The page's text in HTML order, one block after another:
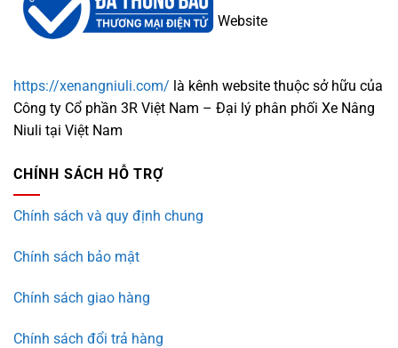
Website
https://xenangniuli.com/ là kênh website thuộc sở hữu của
Công ty Cổ phần 3R Việt Nam – Đại lý phân phối Xe Nâng
Niuli tại Việt Nam
CHÍNH SÁCH HỖ TRỢ
Chính sách và quy định chung
Chính sách bảo mật
Chính sách giao hàng
Chính sách đổi trả hàng